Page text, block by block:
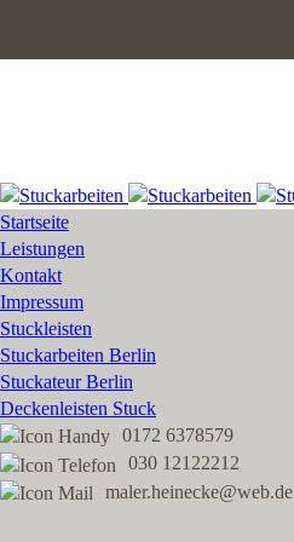
Startseite
Leistungen
Kontakt
Impressum
Stuckleisten
Stuckarbeiten Berlin
Stuckateur Berlin
Deckenleisten Stuck
0172 6378579
030 12122212
maler.heinecke@web.de